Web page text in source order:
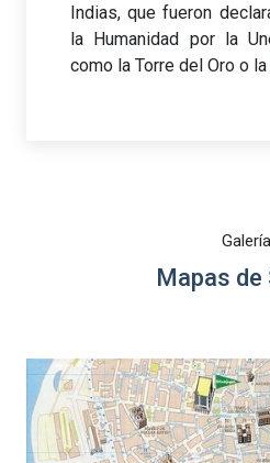
Indias, que fueron
la Humanidad por la
como la Torre del Oro o
Galería
Mapas de